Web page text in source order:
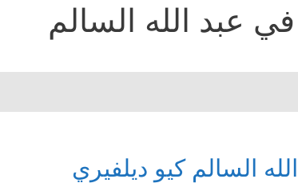
عبد الله السالم
السالم كيو ديلفيري